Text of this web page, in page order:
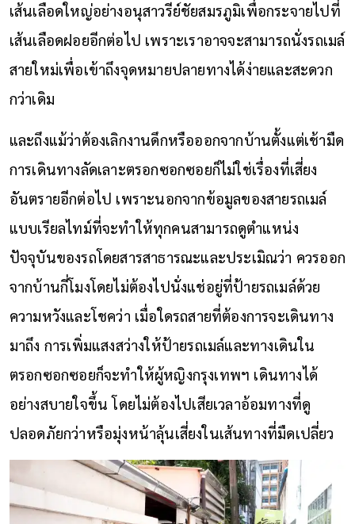
เส้นเลือดใหญ่อย่างอนุสาวรีย์ชัยสมรภูมิเพื่อกระจายไปที่
เส้นเลือดฝอยอีกต่อไป เพราะเราอาจจะสามารถนั่งรถเมล์
สายใหม่เพื่อเข้าถึงจุดหมายปลายทางได้ง่ายและสะดวก
กว่าเดิม
และถึงแม้ว่าต้องเลิกงานดึกหรือออกจากบ้านตั้งแต่เช้ามืด
การเดินทางลัดเลาะตรอกซอกซอยก็ไม่ใช่เรื่องที่เสี่ยง
อันตรายอีกต่อไป เพราะนอกจากข้อมูลของสายรถเมล์
แบบเรียลไทม์ที่จะทำให้ทุกคนสามารถดูตำแหน่ง
ปัจจุบันของรถโดยสารสาธารณะและประเมิณว่า ควรออก
จากบ้านกี่โมงโดยไม่ต้องไปนั่งแช่อยู่ที่ป้ายรถเมล์ด้วย
ความหวังและโชคว่า เมื่อใดรถสายที่ต้องการจะเดินทาง
มาถึง การเพิ่มแสงสว่างให้ป้ายรถเมล์และทางเดินใน
ตรอกซอกซอยก็จะทำให้ผู้หญิงกรุงเทพฯ เดินทางได้
อย่างสบายใจขึ้น โดยไม่ต้องไปเสียเวลาอ้อมทางที่ดู
ปลอดภัยกว่าหรือมุ่งหน้าลุ้นเสี่ยงในเส้นทางที่มืดเปลี่ยว